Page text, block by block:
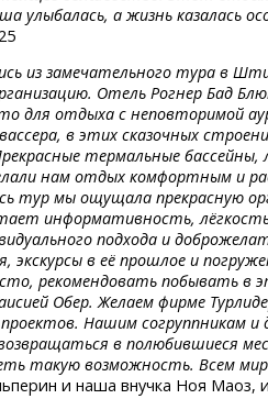
улыбалась, а жизнь казалась
из замечательного тура в
Отель Рогнер Бад
для отдыха с неповторимой
в этих сказочных
термальные бассейны,
нам отдых комфортным и
тур мы ощущала прекрасную
информативность,
подхода и
экскурсы в её прошлое и
рекомендовать побывать в
Обер. Желаем фирме
Нашим согруппникам
в полюбившиеся
такую возможность. Всем
и наша внучка Ноя Маоз,